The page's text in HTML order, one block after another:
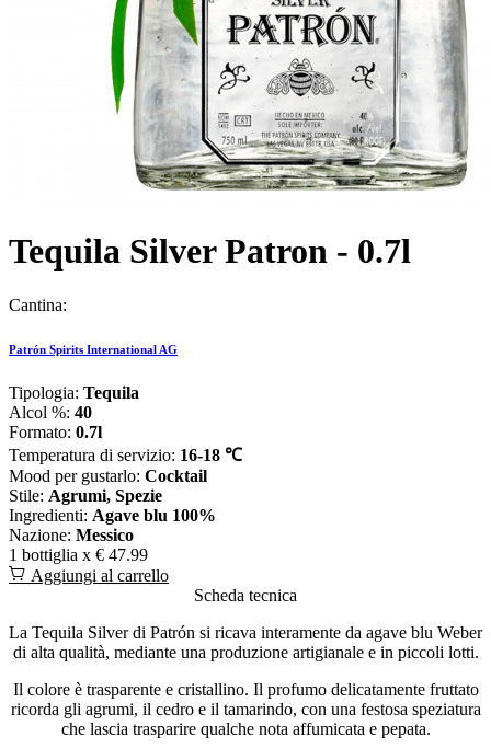
Tequila Silver Patron - 0.7l
Cantina:
Patrón Spirits International AG
Tipologia: Tequila
Alcol %: 40
Formato: 0.7l
Temperatura di servizio: 16-18 ℃
Mood per gustarlo: Cocktail
Stile: Agrumi, Spezie
Ingredienti: Agave blu 100%
Nazione: Messico
1 bottiglia x € 47.99
Aggiungi al carrello
Scheda tecnica
La Tequila Silver di Patrón si ricava interamente da agave blu Weber
di alta qualità, mediante una produzione artigianale e in piccoli lotti.
Il colore è trasparente e cristallino. Il profumo delicatamente fruttato
ricorda gli agrumi, il cedro e il tamarindo, con una festosa speziatura
che lascia trasparire qualche nota affumicata e pepata.